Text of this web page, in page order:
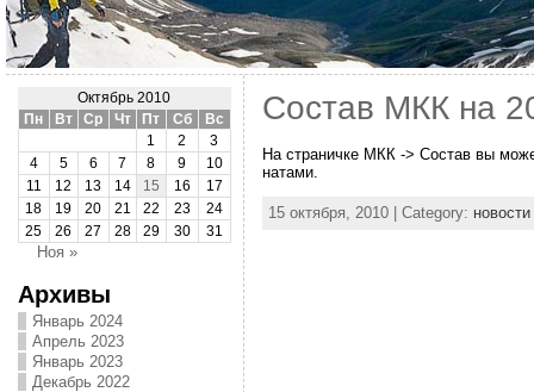
Октябрь 2010
Пн
Вт Ср Чт Пт Сб
Вс
1
2
3
4
5 6 7 8 9
10
11
12 13 14 15 16
17
18
19 20 21 22 23
24
25
26 27 28 29 30 31
Ноя »
Архивы
Январь 2024
Апрель 2023
Январь 2023
Декабрь 2022
Состав МКК на
На стра­нич­ке МКК -> Со­став вы
на­та­ми.
15 октября, 2010 | Category: новости